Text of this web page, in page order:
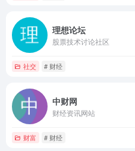
理想论坛
股票技术讨论社区
社交 # 财经
中财网
财经资讯网站
财富 # 财经